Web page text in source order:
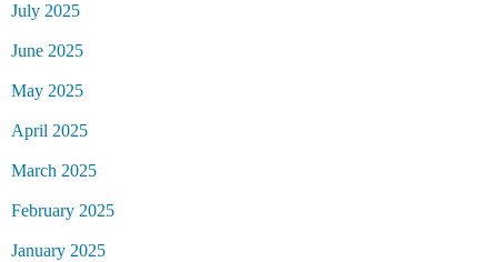
July 2025
June 2025
May 2025
April 2025
March 2025
February 2025
January 2025